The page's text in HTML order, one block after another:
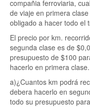
compañia ferroviaria,
de viaje en primera
obligado a hacer todo el
El precio por km.
segunda clase es de
presupuesto de $100
hacerlo en primera clase.
a)¿Cuantos km podrá
debera hacerlo en
todo su presupuesto